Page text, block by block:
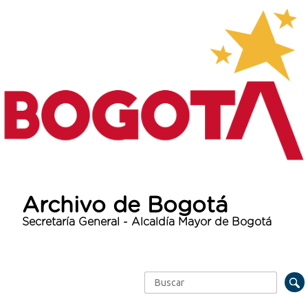
Archivo de Bogotá
Secretaría General - Alcaldía Mayor de Bogotá
Formulario de búsqueda
Buscar